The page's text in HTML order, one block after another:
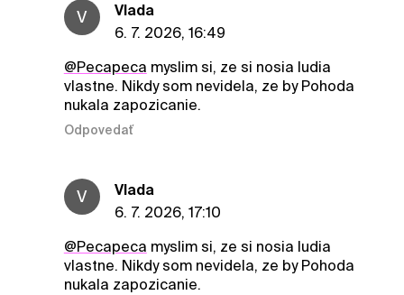
V
Vlada
6. 7. 2026, 16:49
@Pecapeca myslim si, ze si nosia ludia
vlastne. Nikdy som nevidela, ze by Pohoda
nukala zapozicanie.
Odpovedať
V
Vlada
6. 7. 2026, 17:10
@Pecapeca myslim si, ze si nosia ludia
vlastne. Nikdy som nevidela, ze by Pohoda
nukala zapozicanie.